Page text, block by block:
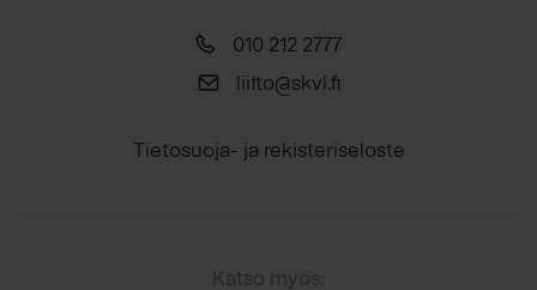
010 212 2777
liitto@skvl.fi
Tietosuoja- ja rekisteriseloste
Katso myös: